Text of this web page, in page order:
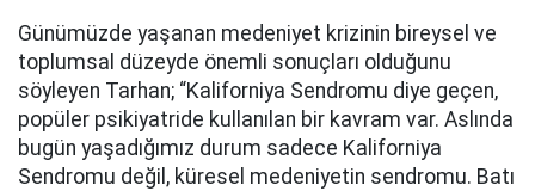
Günümüzde yaşanan medeniyet krizinin bireysel ve
toplumsal düzeyde önemli sonuçları olduğunu
söyleyen Tarhan; “Kaliforniya Sendromu diye geçen,
popüler psikiyatride kullanılan bir kavram var. Aslında
bugün yaşadığımız durum sadece Kaliforniya
Sendromu değil, küresel medeniyetin sendromu. Batı